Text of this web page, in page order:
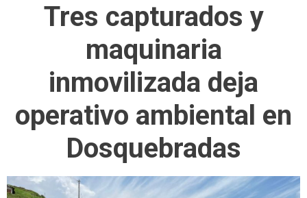
Tres capturados y
maquinaria
inmovilizada deja
operativo ambiental en
Dosquebradas